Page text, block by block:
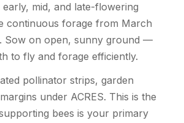
mid, and late-flowering
continuous forage from March
Sow on open, sunny ground —
to fly and forage efficiently.
pollinator strips, garden
under ACRES. This is the
bees is your primary